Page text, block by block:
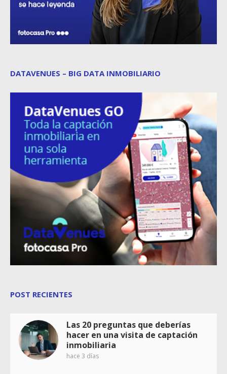
DATAVENUES – BIG DATA INMOBILIARIO
POST RECIENTES
Las 20 preguntas que deberías
hacer en una visita de captación
inmobiliaria
hace 3 días